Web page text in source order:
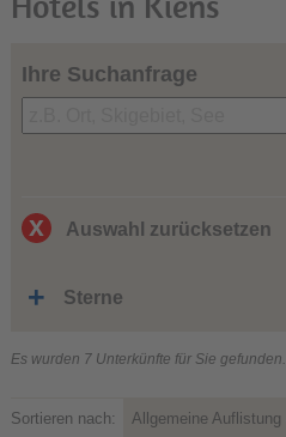
Ihre Suchanfrage
Auswahl zurücksetzen
Sterne
Es wurden 7 Unterkünfte für Sie gefunden.
Sortieren nach: Allgemeine Auflistung